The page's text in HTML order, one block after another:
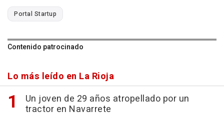
Portal Startup
Contenido patrocinado
Lo más leído en La Rioja
Un joven de 29 años atropellado por un
tractor en Navarrete